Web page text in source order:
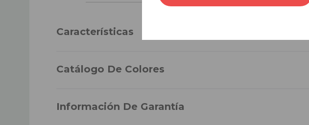
20x25,5 cm, se
tamaño ya que se
Características
Catálogo De Colores
Información De Garantía